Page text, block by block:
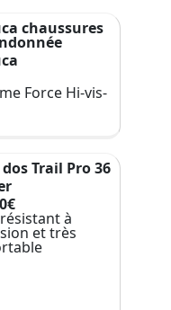
chaussures
Force Hi-vis-
dos Trail Pro 36
à
et très